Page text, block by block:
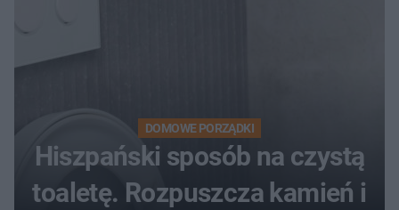
DOMOWE PORZĄDKI
Hiszpański sposób na czystą
toaletę. Rozpuszcza kamień i